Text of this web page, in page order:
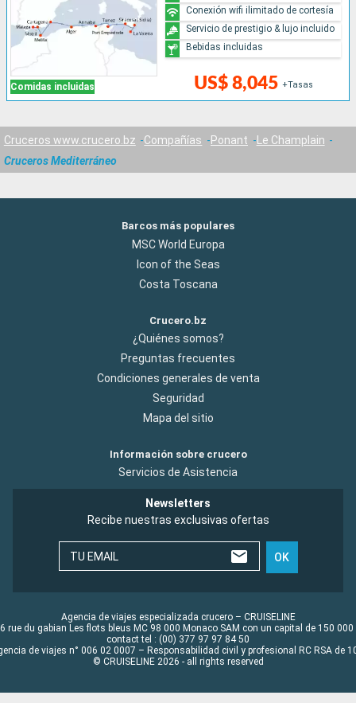
Comidas incluidas US$ 8,045 +Tasas
Conexión wifi ilimitado de cortesía
Servicio de prestigio & lujo incluido
Bebidas incluidas
Cruceros www.crucero.bz Compañías Ponant
Le Champlain
Cruceros Mediterráneo
Barcos más populares
MSC World Europa
Icon of the Seas
Costa Toscana
Crucero.bz
¿Quiénes somos?
Preguntas frecuentes
Condiciones generales de venta
Seguridad
Mapa del sitio
Información sobre crucero
Servicios de Asistencia
Newsletters
Recibe nuestras exclusivas ofertas
TU EMAIL OK
Agencia de viajes especializada crucero – CRUISELINE
rue du gabian Les flots bleus MC 98 000 Monaco SAM con un capital de 150 000
contact tel : (00) 377 97 97 84 50
de viajes n° 006 02 0007 – Responsabilidad civil y profesional RC RSA de
© CRUISELINE 2026 - all rights reserved